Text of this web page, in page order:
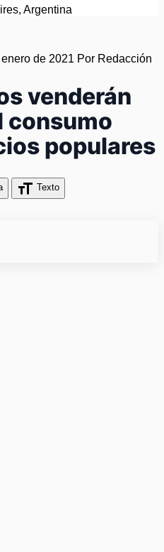
Argentina
de 2021 Por Redacción
venderán
consumo
populares
format_size Texto